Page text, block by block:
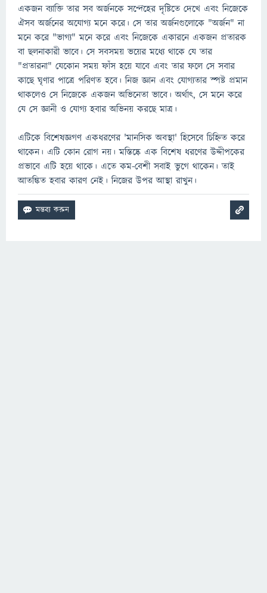
একজন ব্যাক্তি তার সব অর্জনকে সন্দেহের দৃষ্টিতে দেখে এবং নিজেকে
ঐসব অর্জনের অযোগ্য মনে করে। সে তার অর্জনগুলোকে "অর্জন" না
মনে করে "ভাগ্য" মনে করে এবং নিজেকে একারনে একজন প্রতারক
বা ছলনাকারী ভাবে। সে সবসময় ভয়ের মধ্যে থাকে যে তার
"প্রতারনা" যেকোন সময় ফাঁস হয়ে যাবে এবং তার ফলে সে সবার
কাছে ঘৃণার পাত্রে পরিণত হবে। নিজ জ্ঞান এবং যোগ্যতার স্পষ্ট প্রমান
থাকলেও সে নিজেকে একজন অভিনেতা ভাবে। অর্থাৎ, সে মনে করে
যে সে জ্ঞানী ও যোগ্য হবার অভিনয় করছে মাত্র।
এটিকে বিশেষজ্ঞগণ একধরণের 'মানসিক অবস্থা' হিসেবে চিহ্নিত করে
থাকেন। এটি কোন রোগ নয়। মস্তিষ্কে এক বিশেষ ধরণের উদ্দীপকের
প্রভাবে এটি হয়ে থাকে। এতে কম-বেশী সবাই ভুগে থাকেন। তাই
আতঙ্কিত হবার কারণ নেই। নিজের উপর আস্থা রাখুন।